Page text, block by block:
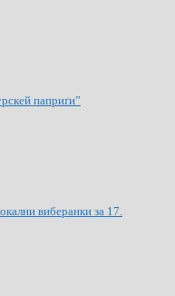
паприґи”
виберанки за 17.